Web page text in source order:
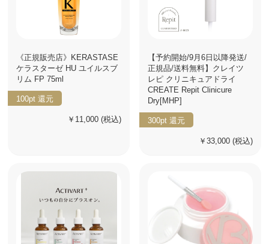
《正規販売店》KERASTASE
ケラスターゼ HU ユイルスブ
リム FP 75ml
100pt 還元
￥11,000 (税込)
【予約開始/9月6日以降発送/
正規品/送料無料】クレイツ
レピ クリニキュアドライ
CREATE Repit Clinicure
Dry[MHP]
300pt 還元
￥33,000 (税込)